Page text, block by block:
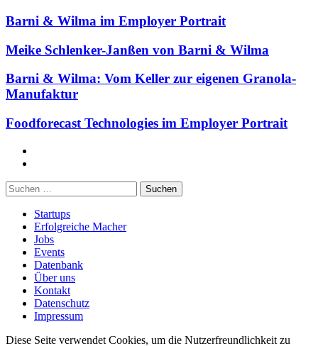
Barni & Wilma im Employer Portrait
Meike Schlenker-Janßen von Barni & Wilma
Barni & Wilma: Vom Keller zur eigenen Granola-
Manufaktur
Foodforecast Technologies im Employer Portrait
Suchen
nach:
Startups
Erfolgreiche Macher
Jobs
Events
Datenbank
Über uns
Kontakt
Datenschutz
Impressum
Diese Seite verwendet Cookies, um die Nutzerfreundlichkeit zu